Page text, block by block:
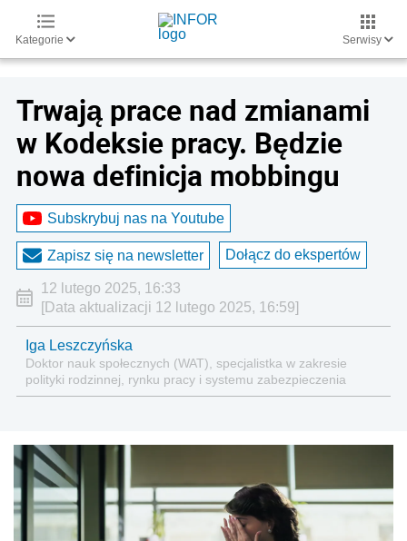
Kategorie Serwisy
Trwają prace nad zmianami
w Kodeksie pracy. Będzie
nowa definicja mobbingu
Subskrybuj nas na Youtube
Zapisz się na newsletter Dołącz do ekspertów
12 lutego 2025, 16:33
[Data aktualizacji 12 lutego 2025, 16:59]
Iga Leszczyńska
Doktor nauk społecznych (WAT), specjalistka w zakresie
polityki rodzinnej, rynku pracy i systemu zabezpieczenia
społecznego.